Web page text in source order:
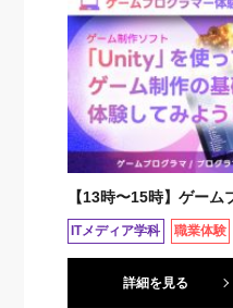
【13時〜15時】ゲーム
ITメディア学科 職業体験
詳細を見る